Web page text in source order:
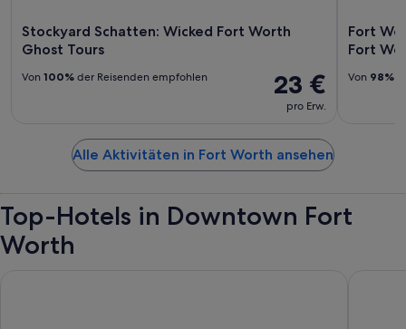
Stockyard Schatten: Wicked Fort Worth
Ghost Tours
23 €
pro Erw.
Von 100% der Reisenden empfohlen
Fort
Fort
Von 98%
Alle Aktivitäten in Fort Worth ansehen
Top-Hotels in Downtown Fort
Worth